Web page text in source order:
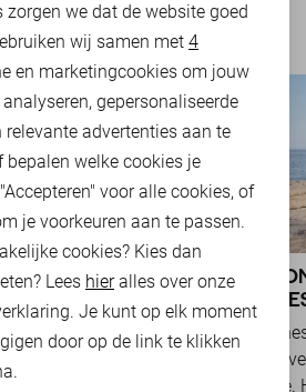
BASIS VAN
die een
een veelzijdige
te combineren,
JACK &
EN
Jack &
we dat de website goed
wij samen met 4
en marketingcookies om jouw
gepersonaliseerde
advertenties aan te
bepalen welke cookies je
voor alle cookies, of
je voorkeuren aan te passen.
cookies? Kies dan
Lees hieralles over onze
Je kunt op elk moment
door op de link te klikken